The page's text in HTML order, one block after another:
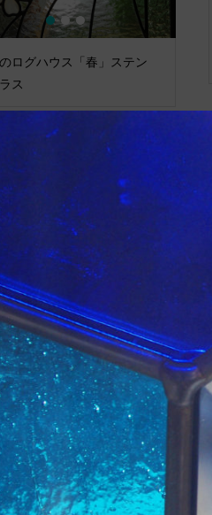
ログハウス「春」ステン
ス
1 2 3
事
信州のログハウス
「春」ステンドグ
ラス
信州のログハウス
「秋」ステンドグ
ラス